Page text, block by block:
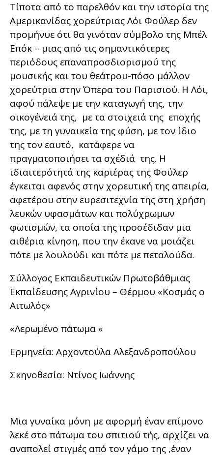
Τίποτα από το παρελθόν και την ιστορία της
Αμερικανίδας χορεύτριας Λόι Φούλερ δεν
προμήνυε ότι θα γινόταν σύμβολο της Μπέλ
Επόκ – μιας από τις σημαντικότερες
περιόδους επαναπροσδιορισμού της
μουσικής και του θεάτρου-πόσο μάλλον
χορεύτρια στην Όπερα του Παρισιού. Η Λόι,
αφού πάλεψε με την καταγωγή της, την
οικογένειά της, με τα στοιχειά της εποχής
της, με τη γυναικεία της φύση, με τον ίδιο
της τον εαυτό, κατάφερε να
πραγματοποιήσει τα σχέδιά της. Η
ιδιαιτερότητά της καριέρας της Φούλερ
έγκειται αφενός στην χορευτική της απειρία,
αφετέρου στην ευρεσιτεχνία της στη χρήση
λευκών υφασμάτων και πολύχρωμων
φωτισμών, τα οποία της προσέδιδαν μια
αιθέρια κίνηση, που την έκανε να μοιάζει
πότε με λουλούδι και πότε με πεταλούδα.
Σύλλογος Εκπαιδευτικών Πρωτοβάθμιας
Εκπαίδευσης Αγρινίου – Θέρμου «Κοσμάς ο
Αιτωλός»
«Λερωμένο πάτωμα «
Ερμηνεία: Αρχοντούλα Αλεξανδροπούλου
Σκηνοθεσία: Ντίνος Ιωάννης
Μια γυναίκα μόνη με αφορμή έναν επίμονο
λεκέ στο πάτωμα του σπιτιού τής, αρχίζει να
αναπολεί στιγμές από τον γάμο της ,έναν